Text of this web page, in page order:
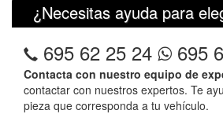
¿Necesitas ayuda para
695 62 25 24 695
Contacta con nuestro equipo de
contactar con nuestros expertos. Te
pieza que corresponda a tu vehículo.